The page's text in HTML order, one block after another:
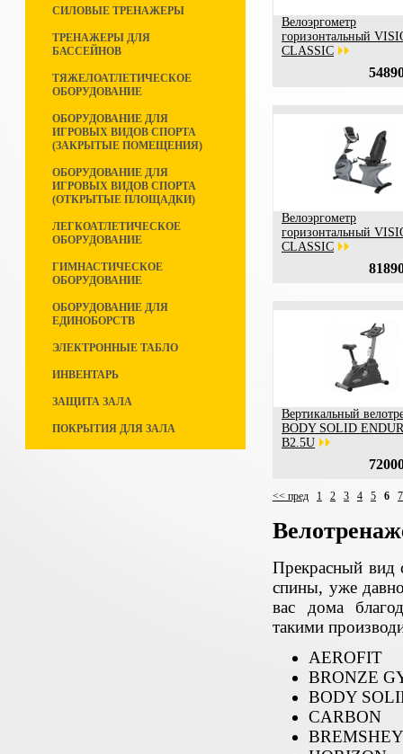
СИЛОВЫЕ ТРЕНАЖЕРЫ
ТРЕНАЖЕРЫ ДЛЯ
БАССЕЙНОВ
ТЯЖЕЛОАТЛЕТИЧЕСКОЕ
ОБОРУДОВАНИЕ
ОБОРУДОВАНИЕ ДЛЯ
ИГРОВЫХ ВИДОВ СПОРТА
(ЗАКРЫТЫЕ ПОМЕЩЕНИЯ)
ОБОРУДОВАНИЕ ДЛЯ
ИГРОВЫХ ВИДОВ СПОРТА
(ОТКРЫТЫЕ ПЛОЩАДКИ)
ЛЕГКОАТЛЕТИЧЕСКОЕ
ОБОРУДОВАНИЕ
ГИМНАСТИЧЕСКОЕ
ОБОРУДОВАНИЕ
ОБОРУДОВАНИЕ ДЛЯ
ЕДИНОБОРСТВ
ЭЛЕКТРОННЫЕ ТАБЛО
ИНВЕНТАРЬ
ЗАЩИТА ЗАЛА
ПОКРЫТИЯ ДЛЯ ЗАЛА
Велоэргометр
горизонтальный
CLASSIC
Велоэргометр
горизонтальный
CLASSIC
Вертикальный
BODY SOLID
B2.5U
<< пред 1 2 3 4 5 6 7
Прекрасный вид
спины, уже
вас дома
такими
AEROFIT
BRONZE
BODY
CARBON
BREMSHEY